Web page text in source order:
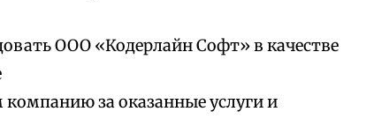
ООО «Кодерлайн Софт» в качестве
за оказанные услуги и